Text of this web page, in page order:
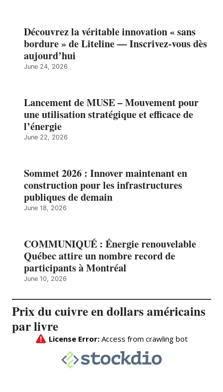
Découvrez la véritable innovation « sans
bordure » de Liteline — Inscrivez-vous dès
aujourd’hui
June 24, 2026
Lancement de MUSE – Mouvement pour
une utilisation stratégique et efficace de
l’énergie
June 22, 2026
Sommet 2026 : Innover maintenant en
construction pour les infrastructures
publiques de demain
June 18, 2026
COMMUNIQUÉ : Énergie renouvelable
Québec attire un nombre record de
participants à Montréal
June 10, 2026
Prix du cuivre en dollars américains
par livre